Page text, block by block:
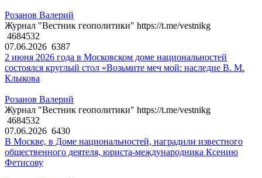
Розанов Валерий
Журнал "Вестник геополитики" https://t.me/vestnikg
4684532
07.06.2026 6387
2 июня 2026 года в Московском доме национальностей
состоялся круглый стол «Возьмите меч мой: наследие В. М.
Клыкова
Розанов Валерий
Журнал "Вестник геополитики" https://t.me/vestnikg
4684532
07.06.2026 6430
В Москве, в Доме национальностей, наградили известного
общественного деятеля, юриста-международника Ксению
Фетисову